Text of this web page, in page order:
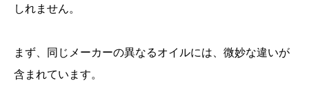
しれません。
まず、同じメーカーの異なるオイルには、微妙な違いが
含まれています。